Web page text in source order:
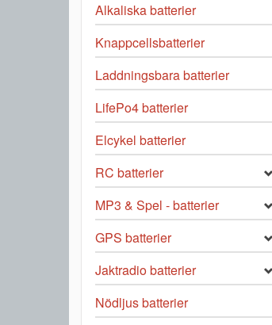
Alkaliska batterier
Knappcellsbatterier
Laddningsbara batterier
LifePo4 batterier
Elcykel batterier
RC batterier
MP3 & Spel - batterier
GPS batterier
Jaktradio batterier
Nödljus batterier